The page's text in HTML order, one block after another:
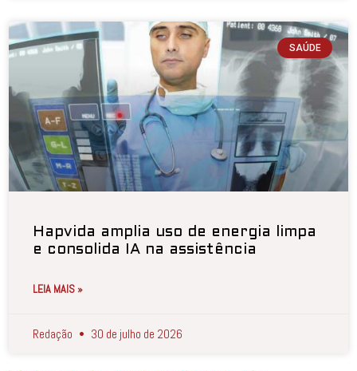
SAÚDE
Hapvida amplia uso de energia limpa
e consolida IA na assistência
LEIA MAIS »
Redação 30 de julho de 2026